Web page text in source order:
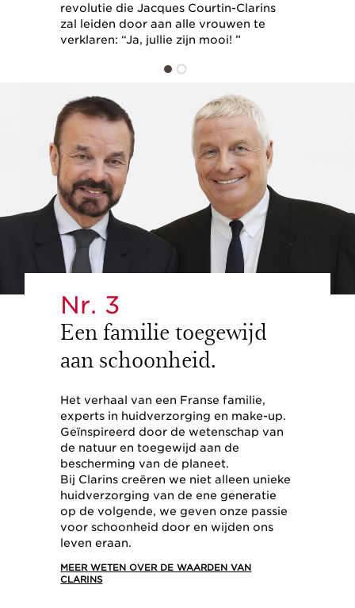
revolutie die Jacques Courtin-Clarins
zal leiden door aan alle vrouwen te
verklaren: “Ja, jullie zijn mooi! ”
Nr. 3
Een familie toegewijd
aan schoonheid.
Het verhaal van een Franse familie,
experts in huidverzorging en make-up.
Geïnspireerd door de wetenschap van
de natuur en toegewijd aan de
bescherming van de planeet.
Bij Clarins creëren we niet alleen unieke
huidverzorging van de ene generatie
op de volgende, we geven onze passie
voor schoonheid door en wijden ons
leven eraan.
MEER WETEN OVER DE WAARDEN VAN
CLARINS